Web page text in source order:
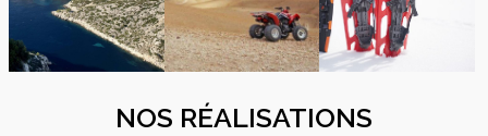
NOS RÉALISATIONS